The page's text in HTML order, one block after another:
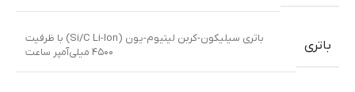
باتری
باتری سیلیکون-کربن لیتیوم-یون (Si/C Li-Ion) با ظرفیت
۴۵۰۰ میلی‌آمپر ساعت